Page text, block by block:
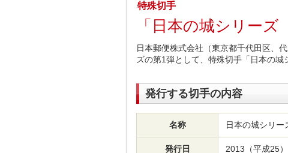
特殊切手
「日本の城シリー
日本郵便株式会社（東京都千代田区、
ズの第1弾として、特殊切手「日本の城
発行する切手の内容
名称 日本の城シリ
発行日 2013（平成25